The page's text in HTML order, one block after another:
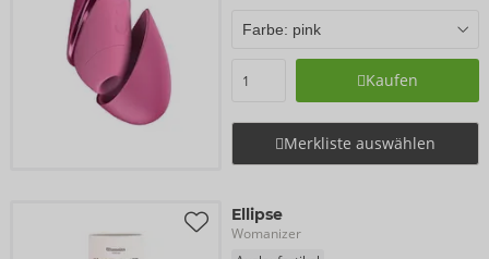
Kaufen
Merkliste auswählen
Ellipse
Womanizer